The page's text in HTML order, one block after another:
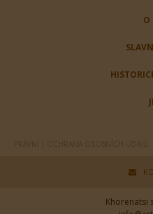
O
PRÁVNÍ | OCHRANA OSOBNÍCH ÚDAJŮ
Khorenatsi